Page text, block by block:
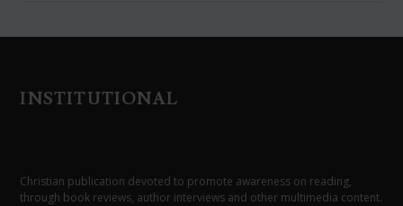
INSTITUTIONAL
Christian publication devoted to promote awareness on reading,
through book reviews, author interviews and other multimedia content.